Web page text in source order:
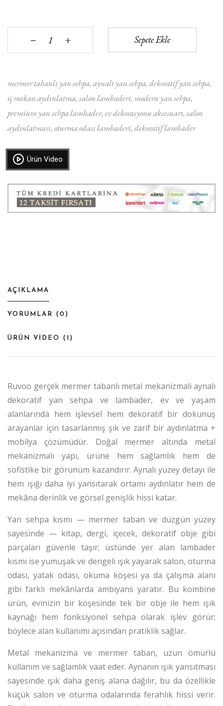
‒ + Sepete Ekle
mermer tabanlı yan sehpa aynalı yan sehpa dekoratif yan sehpa
iç mekan aydınlatma salon lambaderi modern yan sehpa
premium yan sehpa lambader ev dekorasyonu aksesuarı salon
aydınlatması oturma odası lambaderi dekoratif lambader
Ürün Video
AÇIKLAMA
YORUMLAR ( 0 )
ÜRÜN VİDEO ( 1 )
Ruvoo gerçek mermer tabanlı metal mekanizmali aynalı
dekoratif yan sehpa ve lambader, ev ve yaşam
alanlarında hem işlevsel hem dekoratif bir dokunuş
arayanlar için tasarlanmış şık ve zarif bir aydınlatma +
mobilya çözümüdür. Doğal mermer altında metal
mekanizmalı yapı, ürüne hem sağlamlık hem de
sofistike bir görünüm kazandırır. Aynalı yüzey detayı ile
hem ışığı daha iyi yansıtarak ortamı aydınlatır hem de
mekâna derinlik ve görsel genişlik hissi katar.
Yan sehpa kısmı — mermer taban ve düzgün yüzey
sayesinde — kitap, dergi, içecek, dekoratif obje gibi
parçaları güvenle taşır; üstünde yer alan lambader
kısmı ise yumuşak ve dengeli ışık yayarak salon, oturma
odası, yatak odası, okuma köşesi ya da çalışma alanı
gibi farklı mekânlarda ambiyans yaratır. Bu kombine
ürün, evinizin bir köşesinde tek bir obje ile hem ışık
kaynağı hem fonksiyonel sehpa olarak işlev görür;
böylece alan kullanımı açısından pratiklik sağlar.
Metal mekanizma ve mermer taban, uzun ömürlü
kullanım ve sağlamlık vaat eder. Aynanın ışık yansıtması
sayesinde ışık daha geniş alana dağılır, bu da özellikle
küçük salon ve oturma odalarında ferahlık hissi verir.